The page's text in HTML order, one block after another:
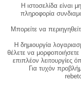
Η ιστοσελίδα είναι
πληροφορία
Μπορείτε να
Η δημιουργία
θέλετε να
επιπλέον λειτουργίες
Για τυχόν